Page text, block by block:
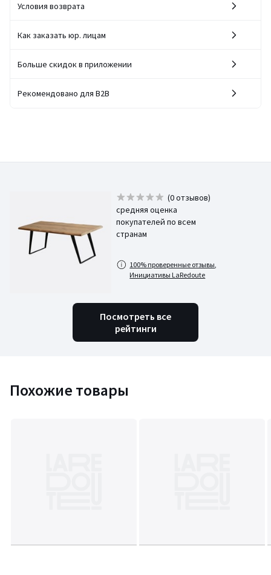
Условия возврата
Как заказать юр. лицам
Больше скидок в приложении
Рекомендовано для B2B
(0 отзывов)
средняя оценка
покупателей по всем
странам
100% проверенные отзывы,
Инициативы LaRedoute
Посмотреть все
рейтинги
Похожие товары